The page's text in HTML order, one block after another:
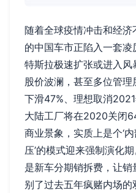
随着全球疫情冲击和经
的中国车市正陷入一套凌
特斯拉极速扩张或进入
股价波澜，甚至多位管理
下滑47%、理想取消
大陆工厂将在2020关闭
商业景象，实质上是个‘
压’的模式迎来强制演化
是新车分期销拆费，让
别了过去五年疯赌内场